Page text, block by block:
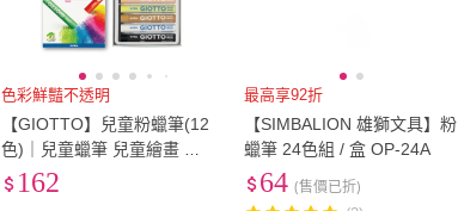
色彩鮮豔不透明
【GIOTTO】兒童粉蠟筆(12
色)｜兒童蠟筆 兒童繪畫 著
色筆162
最高享92折
【SIMBALION 雄獅文具】粉
蠟筆 24色組 / 盒 OP-24A
64 (售價已折)